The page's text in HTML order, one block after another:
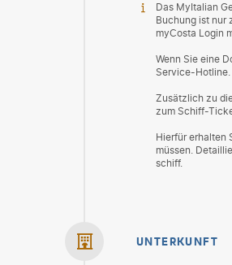
Das MyItalian
Buchung ist nur
myCosta Login
Wenn Sie eine
Service-Hotline.
Zusätzlich zu
zum Schiff-
Hierfür erhalten
müssen.
schiff.
UNTERKUNFT